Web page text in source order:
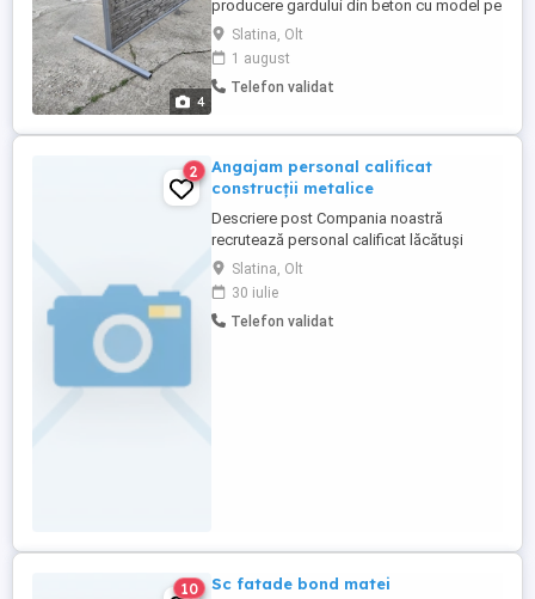
4
producere gardului din beton cu model pe
ambele părți
Slatina, Olt
1 august
Telefon validat
2
Angajam personal calificat
construcții metalice
Descriere post Compania noastră
recrutează personal calificat lăcătuși
mecanici și sudori pentru desfășurarea
activităților specifice domeniului
construcțiilor metalice și al structurilor
metalice. Cerințe: Calificare în domeniu;
Slatina, Olt
30 iulie
Telefon validat
10 Sc fatade bond matei